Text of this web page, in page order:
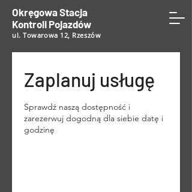
Okręgowa Stacja
Kontroli Pojazdów
ul. Towarowa 12, Rzeszów
Zaplanuj usługę
Sprawdź naszą dostępność i
zarezerwuj dogodną dla siebie datę i
godzinę